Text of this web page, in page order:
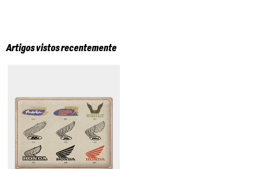
Artigos vistos recentemente